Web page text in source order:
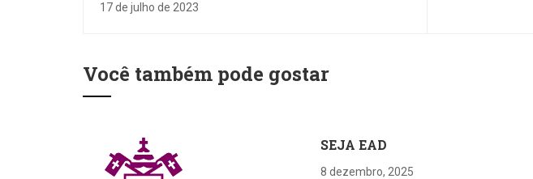
17 de julho de 2023
Você também pode gostar
SEJA EAD
8 dezembro, 2025